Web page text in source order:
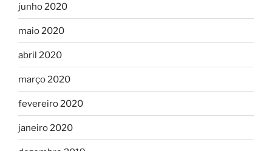
junho 2020
maio 2020
abril 2020
março 2020
fevereiro 2020
janeiro 2020